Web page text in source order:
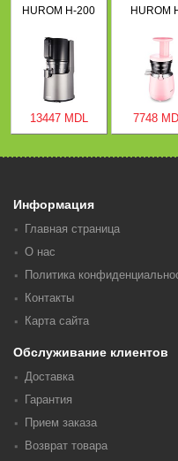
HUROM H-200
13447 MDL
HUROM
7748
Информация
Главная страница
О нас
Политика
Контакты
Карта сайта
Обслуживание клиентов
Доставка
Гарантия
Прием заказа
Возврат товара